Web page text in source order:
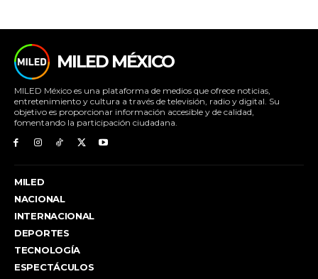
MILED MÉXICO
MILED México es una plataforma de medios que ofrece noticias,
entretenimiento y cultura a través de televisión, radio y digital. Su
objetivo es proporcionar información accesible y de calidad,
fomentando la participación ciudadana.
MILED
NACIONAL
INTERNACIONAL
DEPORTES
TECNOLOGÍA
ESPECTÁCULOS